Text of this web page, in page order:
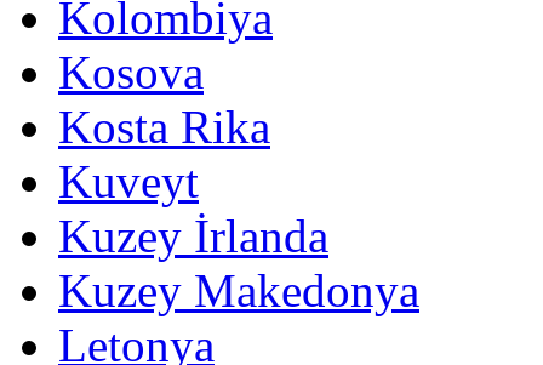
Kolombiya
Kosova
Kosta Rika
Kuveyt
Kuzey İrlanda
Kuzey Makedonya
Letonya